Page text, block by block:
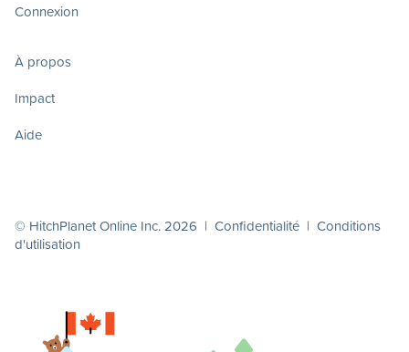
Connexion
À propos
Impact
Aide
© HitchPlanet Online Inc. 2026 | Confidentialité | Conditions
d'utilisation